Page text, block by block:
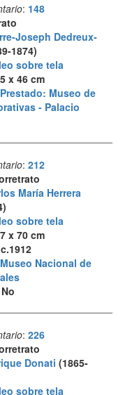
: 148
Joseph Dedreux-
1874)
sobre tela
x 46 cm
Prestado: Museo de
- Palacio
: 212
María Herrera
sobre tela
x 70 cm
c.1912
Museo Nacional de
No
: 226
Donati (1865-
sobre tela